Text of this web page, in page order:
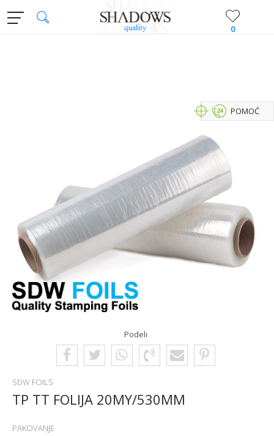
0
Podeli
SDW FOILS
TP TT FOLIJA 20MY/530MM
PAKOVANJE
POMOĆ